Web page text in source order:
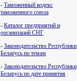
- Таможенный кодекс
таможенного союза
- Каталог предприятий и
организаций СНГ
- Законодательство Республики
Беларусь по темам
- Законодательство Республики
Беларусь по дате принятия